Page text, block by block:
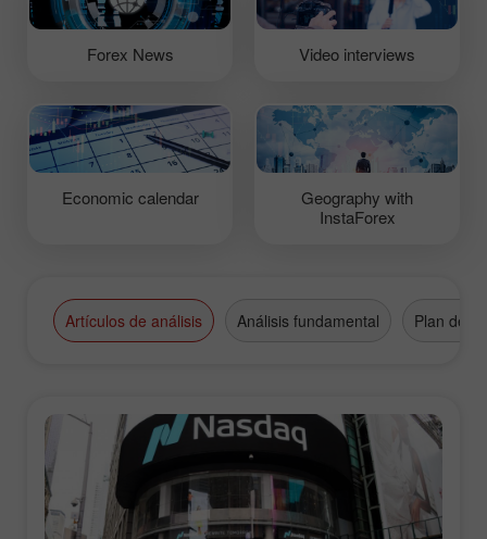
Forex News Video interviews
Economic calendar
Geography with
InstaForex
Artículos de análisis Análisis fundamental Plan de